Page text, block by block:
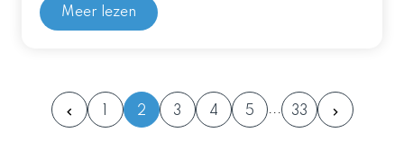
Meer lezen
2 3 4 5 33